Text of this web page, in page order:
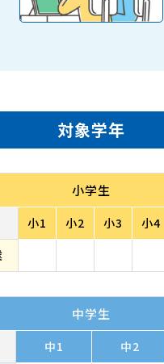
対象学年
小学生
小1 小2 小3 小4
中学生
中1 中2